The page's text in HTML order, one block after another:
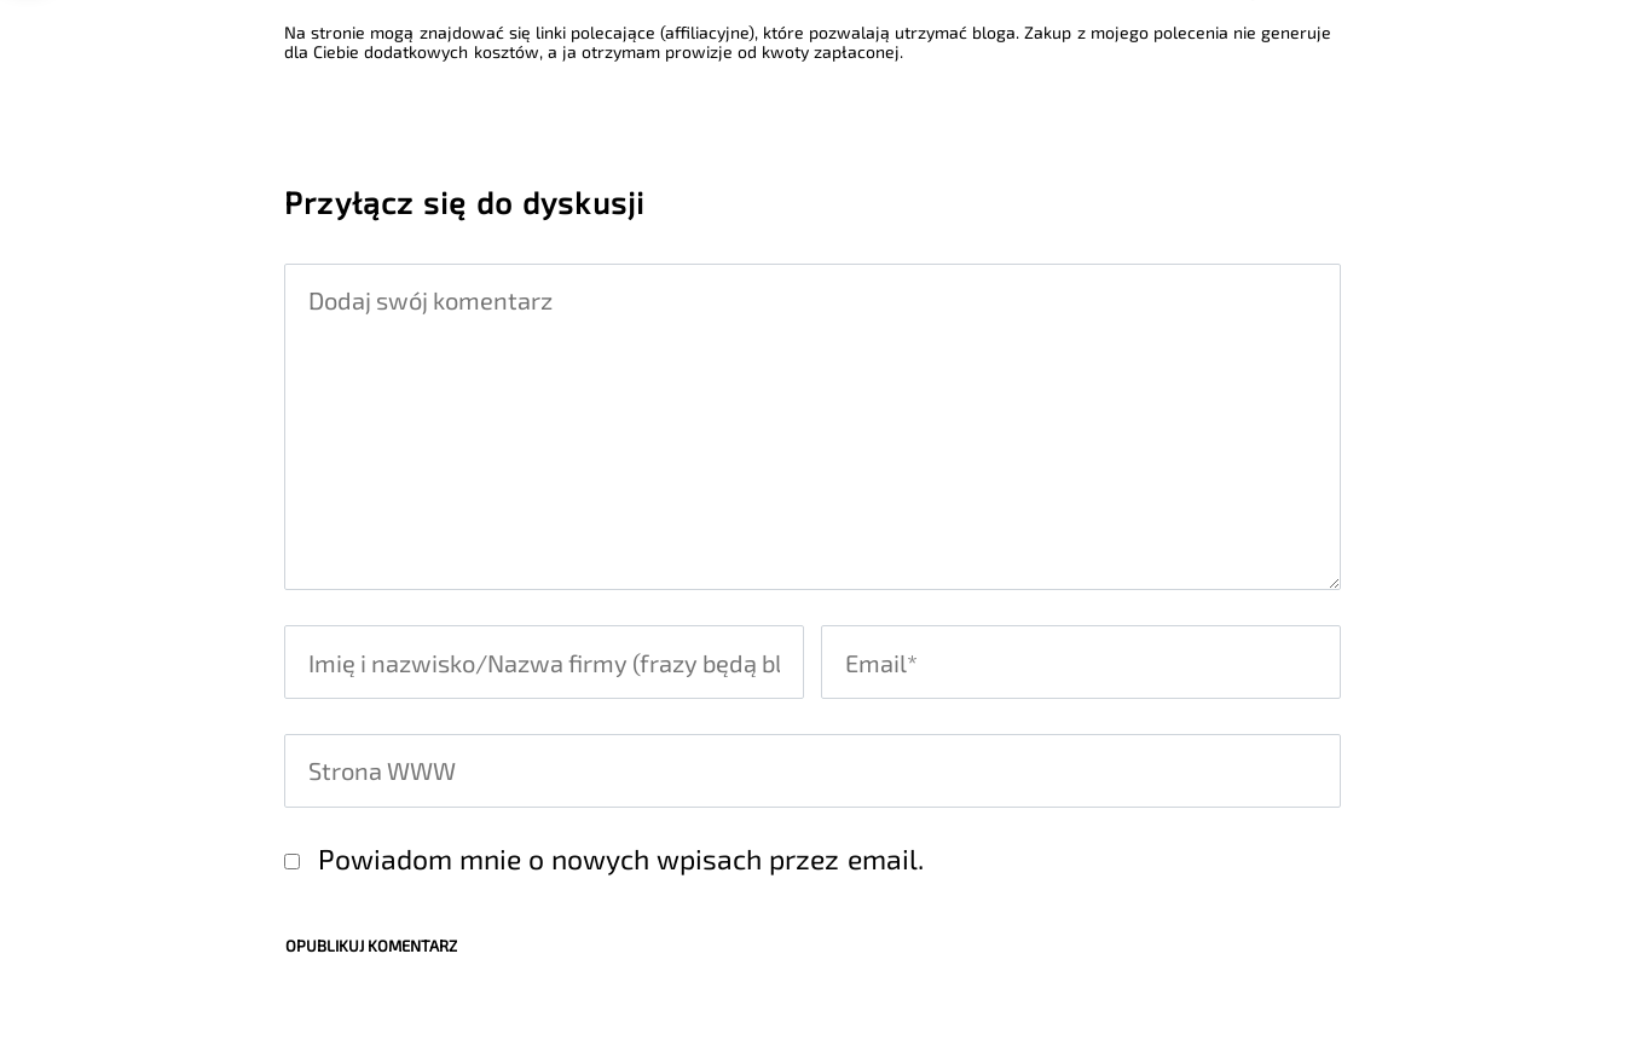
Na stronie mogą znajdować się linki polecające (affiliacyjne), które pozwalają utrzymać bloga. Zakup z mojego polecenia nie generuje
dla Ciebie dodatkowych kosztów, a ja otrzymam prowizje od kwoty zapłaconej.
Przyłącz się do dyskusji
Powiadom mnie o nowych wpisach przez email.